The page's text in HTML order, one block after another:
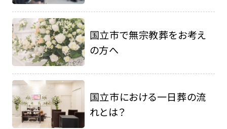
国立市で無宗教葬をお考え
の方へ
国立市における一日葬の流
れとは？